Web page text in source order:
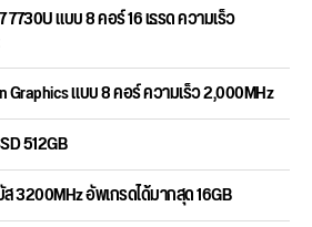
7730U แบบ 8 คอร์ 16 เธรด ความเร็ว
Graphics แบบ 8 คอร์ ความเร็ว 2,000MHz
512GB
3200MHz อัพเกรดได้มากสุด 16GB